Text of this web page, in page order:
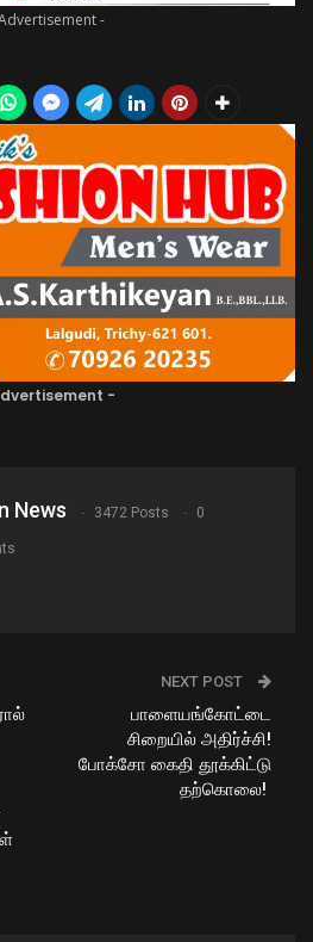
-
-
News 3472 Posts 0
NEXT POST
பாளையங்கோட்டை
சிறையில் அதிர்ச்சி!
போக்சோ கைதி தூக்கிட்டு
தற்கொலை!